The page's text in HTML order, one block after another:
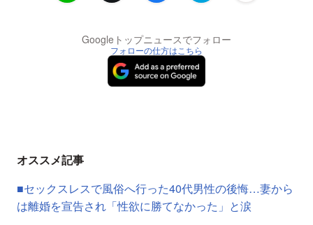
Googleトップニュースでフォロー
フォローの仕方はこちら
オススメ記事
■セックスレスで風俗へ行った40代男性の後悔…妻から
は離婚を宣告され「性欲に勝てなかった」と涙